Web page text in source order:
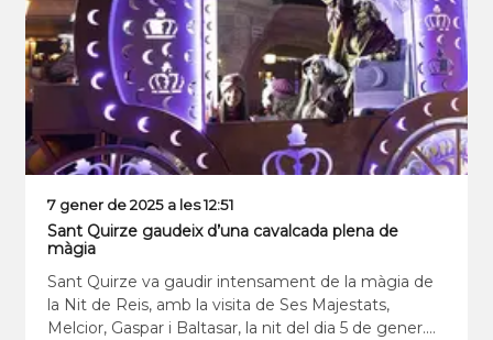
7 gener de 2025 a les 12:51
Sant Quirze gaudeix d’una cavalcada plena de
màgia
Sant Quirze va gaudir intensament de la màgia de
la Nit de Reis, amb la visita de Ses Majestats,
Melcior, Gaspar i Baltasar, la nit del dia 5 de gener.